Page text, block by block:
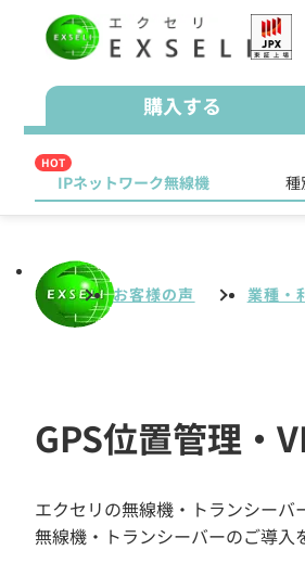
購入する
HOT
IPネットワーク無線機 種
お客様の声 業種・
GPS位置管理・
エクセリの無線機・トランシーバ
無線機・トランシーバーのご導入